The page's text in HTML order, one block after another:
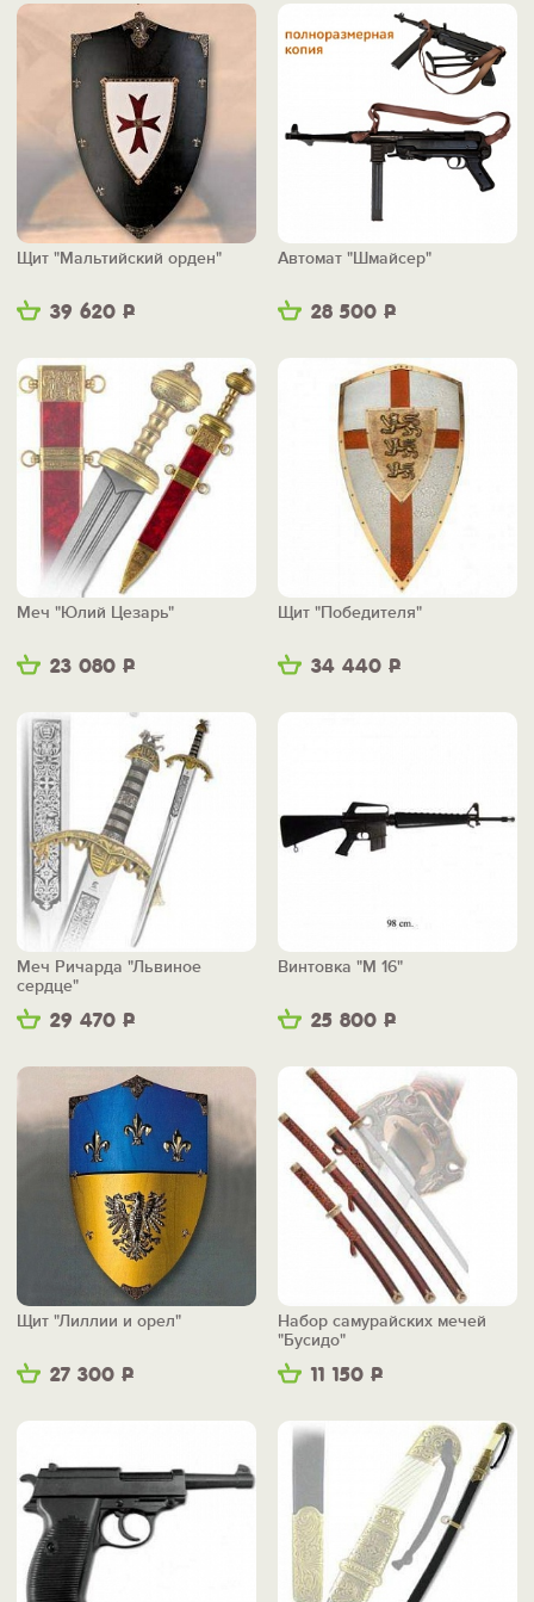
39 620 Р
Щит "Мальтийский орден"
28 500 Р
Автомат "Шмайсер"
23 080 Р
Меч "Юлий Цезарь"
34 440 Р
Щит "Победителя"
29 470 Р
Меч Ричарда "Львиное
сердце"
25 800 Р
Винтовка "М 16"
27 300 Р
Щит "Лиллии и орел"
11 150 Р
Набор самурайских мечей
"Бусидо"